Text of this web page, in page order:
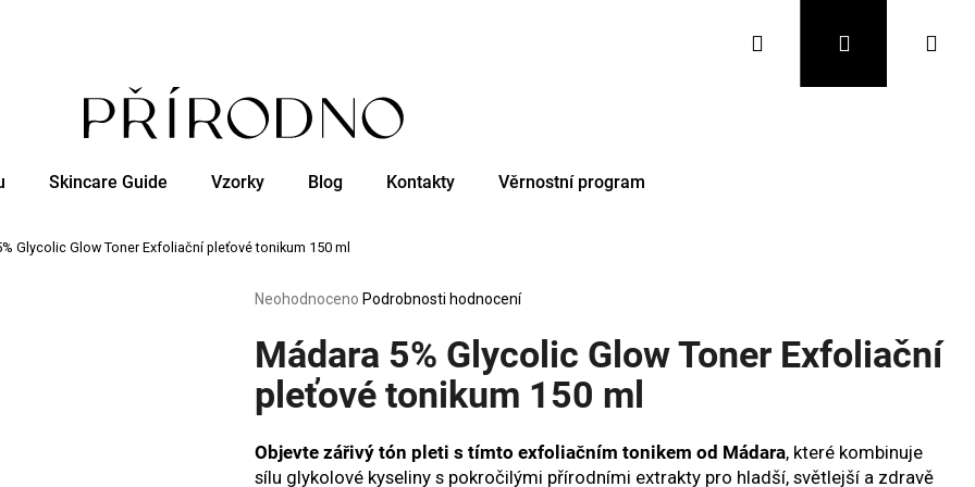
Hledat Přihlášení
Skincare Guide Vzorky Blog Kontakty Věrnostní program
Glycolic Glow Toner Exfoliační pleťové tonikum 150 ml
Průměrné
produktu
je
z
hvězdiček.
Neohodnoceno Podrobnosti hodnocení
Mádara 5% Glycolic Glow Toner Exfoliační
pleťové tonikum 150 ml
Objevte zářivý tón pleti s tímto exfoliačním tonikem od Mádara, které kombinuje
sílu glykolové kyseliny s pokročilými přírodními extrakty pro hladší, světlejší a zdravě
Co potřebujete najít?